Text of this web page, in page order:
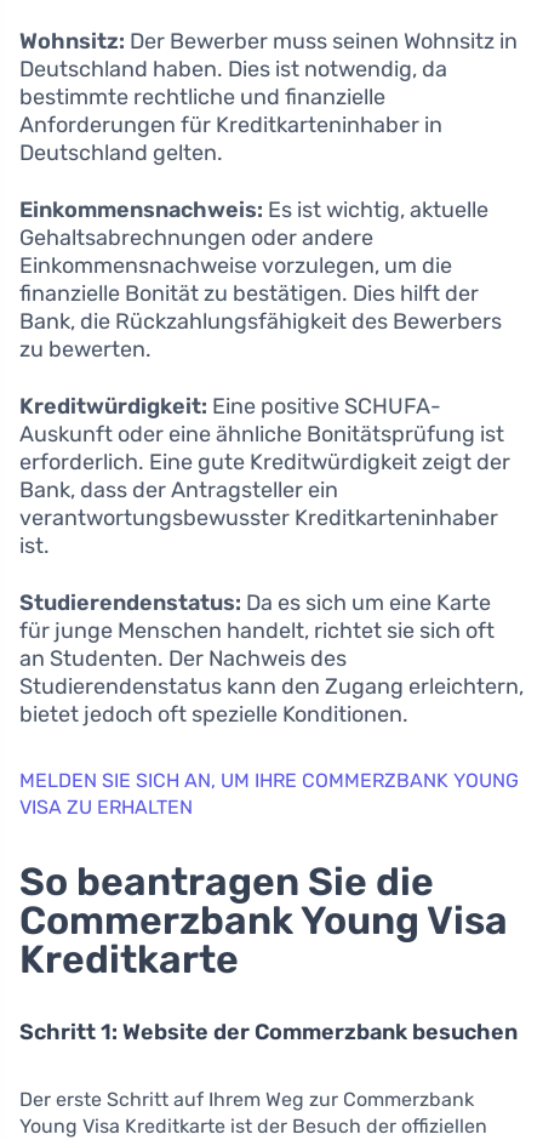
Wohnsitz: Der Bewerber muss seinen Wohnsitz in
Deutschland haben. Dies ist notwendig, da
bestimmte rechtliche und finanzielle
Anforderungen für Kreditkarteninhaber in
Deutschland gelten.
Einkommensnachweis: Es ist wichtig, aktuelle
Gehaltsabrechnungen oder andere
Einkommensnachweise vorzulegen, um die
finanzielle Bonität zu bestätigen. Dies hilft der
Bank, die Rückzahlungsfähigkeit des Bewerbers
zu bewerten.
Kreditwürdigkeit: Eine positive SCHUFA-
Auskunft oder eine ähnliche Bonitätsprüfung ist
erforderlich. Eine gute Kreditwürdigkeit zeigt der
Bank, dass der Antragsteller ein
verantwortungsbewusster Kreditkarteninhaber
ist.
Studierendenstatus: Da es sich um eine Karte
für junge Menschen handelt, richtet sie sich oft
an Studenten. Der Nachweis des
Studierendenstatus kann den Zugang erleichtern,
bietet jedoch oft spezielle Konditionen.
MELDEN SIE SICH AN, UM IHRE COMMERZBANK YOUNG
VISA ZU ERHALTEN
So beantragen Sie die
Commerzbank Young Visa
Kreditkarte
Schritt 1: Website der Commerzbank besuchen
Der erste Schritt auf Ihrem Weg zur Commerzbank
Young Visa Kreditkarte ist der Besuch der offiziellen